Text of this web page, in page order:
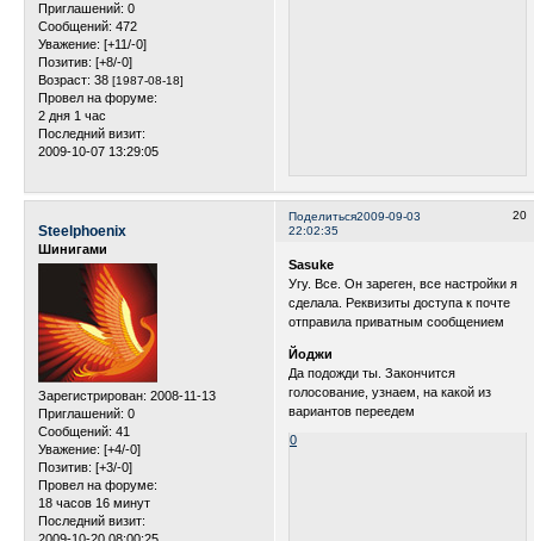
Приглашений: 0
Сообщений: 472
Уважение: [+11/-0]
Позитив: [+8/-0]
Возраст: 38 [1987-08-18]
Провел на форуме:
2 дня 1 час
Последний визит:
2009-10-07 13:29:05
Поделиться 20
2009-09-03
22:02:35
Steelphoenix
Шинигами
Зарегистрирован: 2008-11-13
Приглашений: 0
Сообщений: 41
Уважение: [+4/-0]
Позитив: [+3/-0]
Провел на форуме:
18 часов 16 минут
Последний визит:
Sasuke
Угу. Все. Он зареген, все настройки я
сделала. Реквизиты доступа к почте
отправила приватным сообщением
Йоджи
Да подожди ты. Закончится
голосование, узнаем, на какой из
вариантов переедем
0